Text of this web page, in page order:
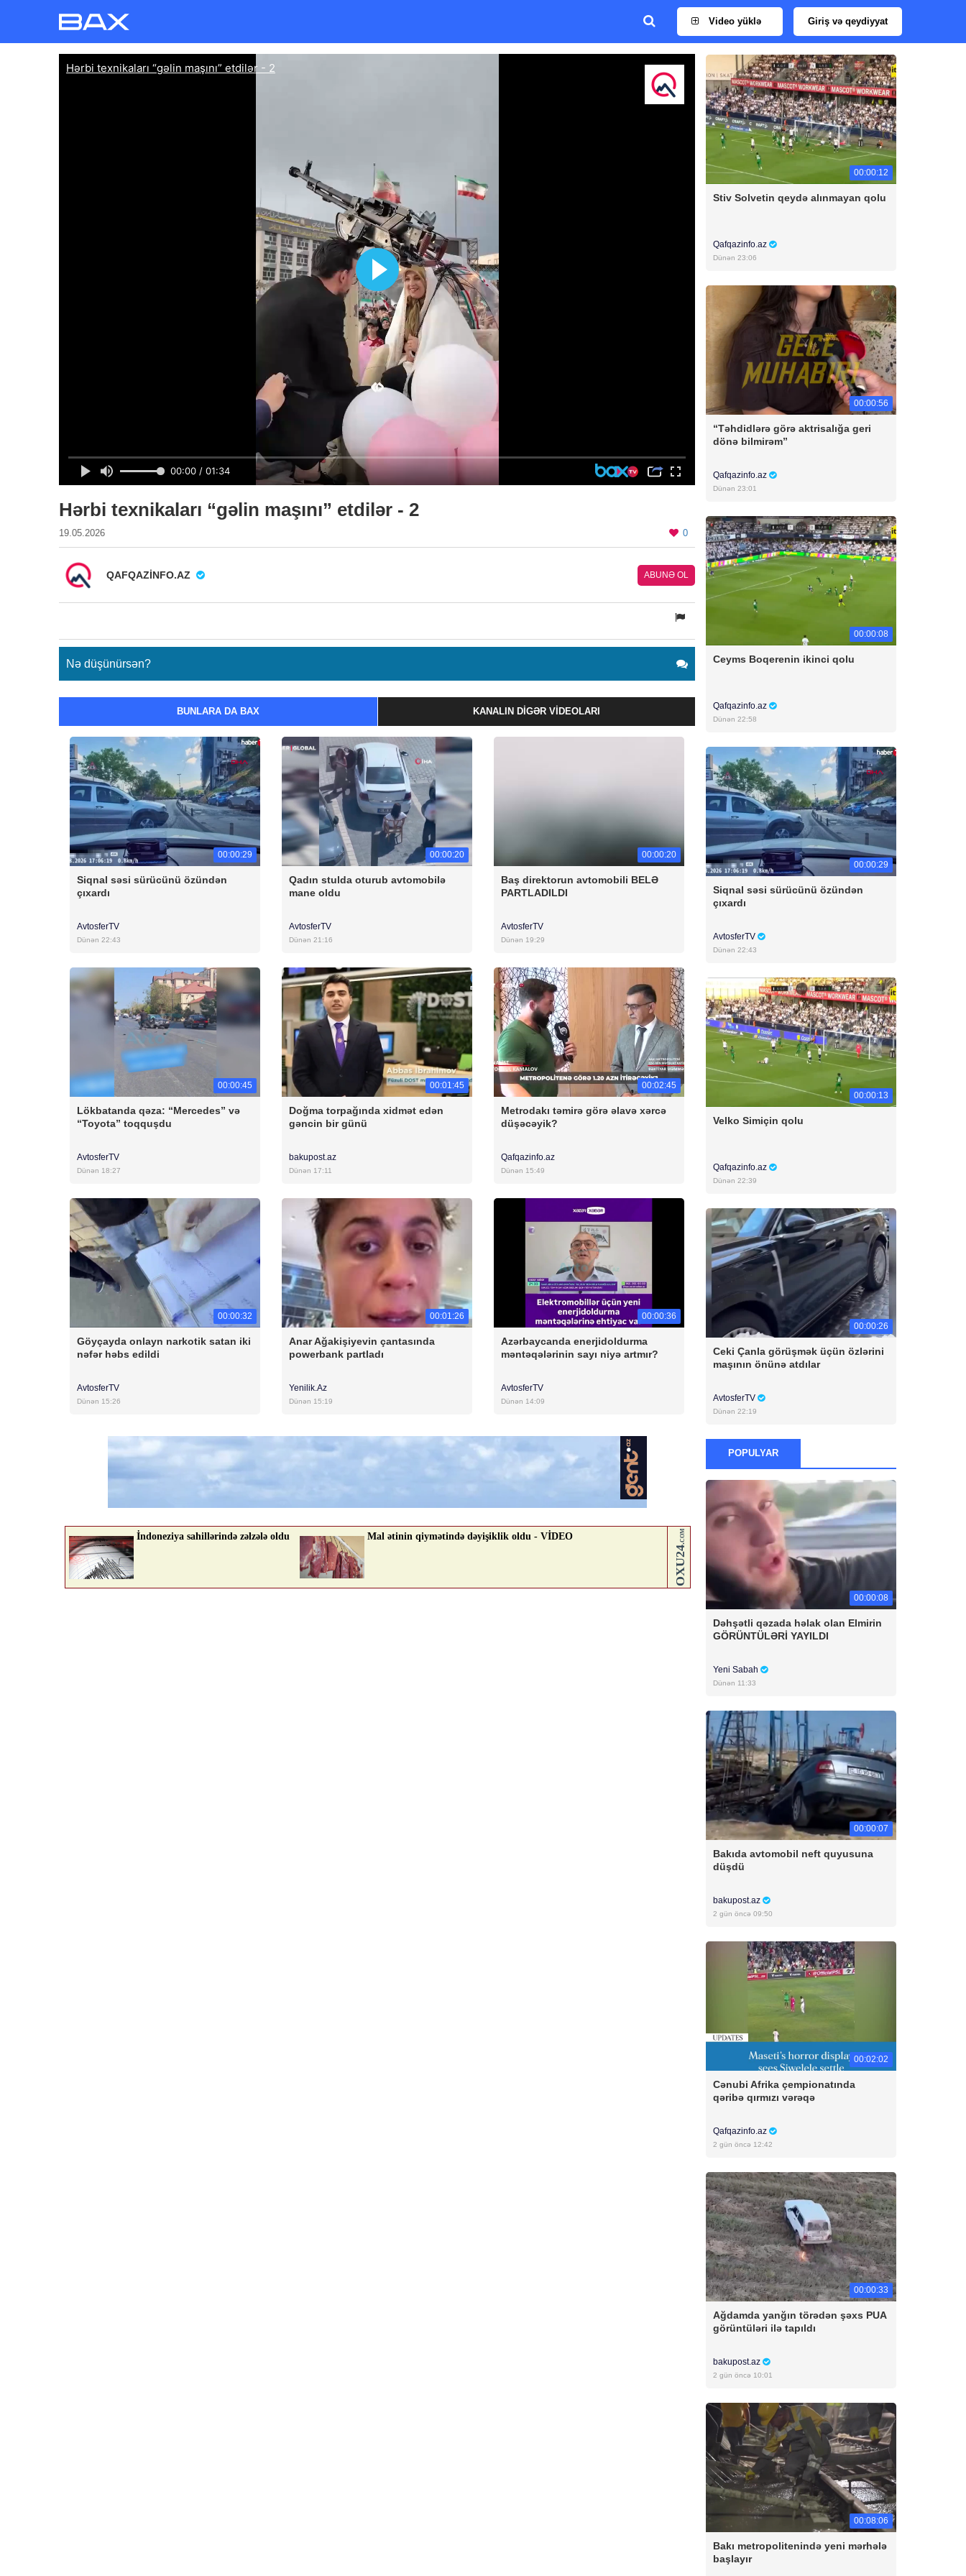
Video yüklə Giriş və qeydiyyat
Hərbi texnikaları “gəlin maşını” etdilər - 2
19.05.2026 0
QAFQAZINFO.AZ ABUNƏ OL
Nə düşünürsən?
BUNLARA DA BAX KANALIN DIGƏR VIDEOLARI
00:00:29
Siqnal səsi sürücünü özündən
çıxardı
AvtosferTV
Dünən 22:43
00:00:20
Qadın stulda oturub avtomobilə
mane oldu
AvtosferTV
Dünən 21:16
00:00:20
Baş direktorun avtomobili BELƏ
PARTLADILDI
AvtosferTV
Dünən 19:29
00:00:45
Lökbatanda qəza: “Mercedes” və
“Toyota” toqquşdu
AvtosferTV
Dünən 18:27
00:01:45
Doğma torpağında xidmət edən
gəncin bir günü
bakupost.az
Dünən 17:11
00:02:45
Metrodakı təmirə görə əlavə xərcə
düşəcəyik?
Qafqazinfo.az
Dünən 15:49
00:00:32
Göyçayda onlayn narkotik satan iki
nəfər həbs edildi
AvtosferTV
Dünən 15:26
00:01:26
Anar Ağakişiyevin çantasında
powerbank partladı
Yenilik.Az
Dünən 15:19
00:00:36
Azərbaycanda enerjidoldurma
məntəqələrinin sayı niyə artmır?
AvtosferTV
Dünən 14:09
00:00:12
Stiv Solvetin qeydə alınmayan qolu
Qafqazinfo.az
Dünən 23:06
00:00:56
“Təhdidlərə görə aktrisalığa geri
dönə bilmirəm”
Qafqazinfo.az
Dünən 23:01
00:00:08
Ceyms Boqerenin ikinci qolu
Qafqazinfo.az
Dünən 22:58
00:00:29
Siqnal səsi sürücünü özündən
çıxardı
AvtosferTV
Dünən 22:43
00:00:13
Velko Simiçin qolu
Qafqazinfo.az
Dünən 22:39
00:00:26
Ceki Çanla görüşmək üçün özlərini
maşının önünə atdılar
AvtosferTV
Dünən 22:19
POPULYAR
00:00:08
Dəhşətli qəzada həlak olan Elmirin
GÖRÜNTÜLƏRİ YAYILDI
Yeni Sabah
Dünən 11:33
00:00:07
Bakıda avtomobil neft quyusuna
düşdü
bakupost.az
2 gün öncə 09:50
00:02:02
Cənubi Afrika çempionatında
qəribə qırmızı vərəqə
Qafqazinfo.az
2 gün öncə 12:42
00:00:33
Ağdamda yanğın törədən şəxs PUA
görüntüləri ilə tapıldı
bakupost.az
2 gün öncə 10:01
00:08:06
Bakı metropolitenində yeni mərhələ
başlayır